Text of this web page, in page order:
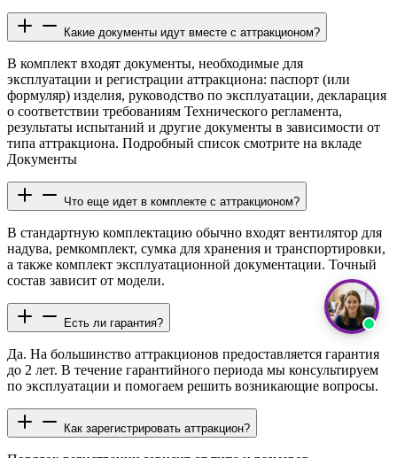
Какие документы идут вместе с аттракционом?
В комплект входят документы, необходимые для
эксплуатации и регистрации аттракциона: паспорт (или
формуляр) изделия, руководство по эксплуатации, декларация
о соответствии требованиям Технического регламента,
результаты испытаний и другие документы в зависимости от
типа аттракциона. Подробный список смотрите на вкладе
Документы
Что еще идет в комплекте с аттракционом?
В стандартную комплектацию обычно входят вентилятор для
надува, ремкомплект, сумка для хранения и транспортировки,
а также комплект эксплуатационной документации. Точный
состав зависит от модели.
Есть ли гарантия?
Да. На большинство аттракционов предоставляется гарантия
до 2 лет. В течение гарантийного периода мы консультируем
по эксплуатации и помогаем решить возникающие вопросы.
Как зарегистрировать аттракцион?